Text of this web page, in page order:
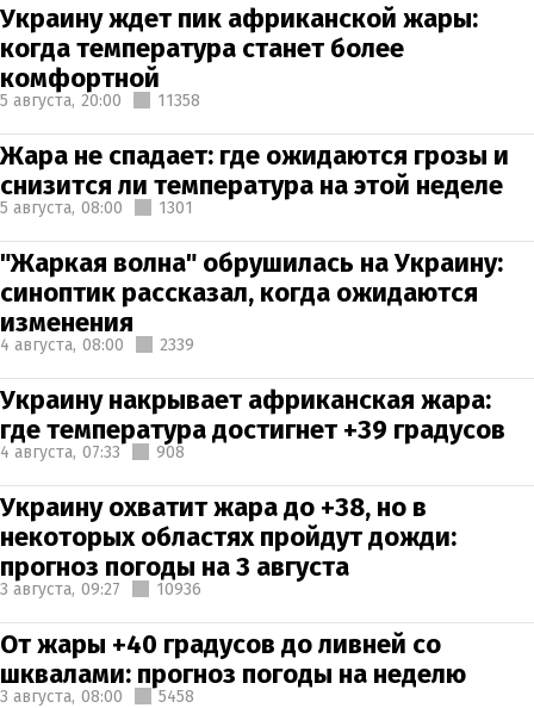
Украину ждет пик африканской жары:
когда температура станет более
комфортной
5 августа, 20:00 11358
Жара не спадает: где ожидаются грозы и
снизится ли температура на этой неделе
5 августа, 08:00 1301
"Жаркая волна" обрушилась на Украину:
синоптик рассказал, когда ожидаются
изменения
4 августа, 08:00 2339
Украину накрывает африканская жара:
где температура достигнет +39 градусов
4 августа, 07:33 908
Украину охватит жара до +38, но в
некоторых областях пройдут дожди:
прогноз погоды на 3 августа
3 августа, 09:27 10936
От жары +40 градусов до ливней со
шквалами: прогноз погоды на неделю
3 августа, 08:00 5458